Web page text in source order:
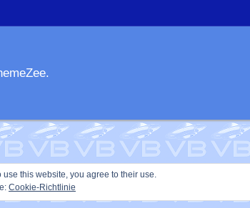
this website, you agree to their use.
Cookie-Richtlinie